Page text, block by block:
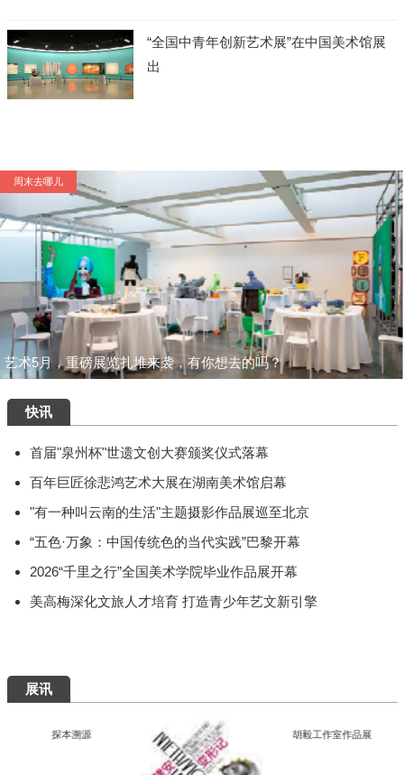
“全国中青年创新艺术展”在中国美术馆展
出
艺术5月，重磅展览扎堆来袭，有你想去的吗？
周末去哪儿
快讯
首届"泉州杯"世遗文创大赛颁奖仪式落幕
百年巨匠徐悲鸿艺术大展在湖南美术馆启幕
"有一种叫云南的生活"主题摄影作品展巡至北京
“五色·万象：中国传统色的当代实践”巴黎开幕
2026“千里之行”全国美术学院毕业作品展开幕
美高梅深化文旅人才培育 打造青少年艺文新引擎
展讯